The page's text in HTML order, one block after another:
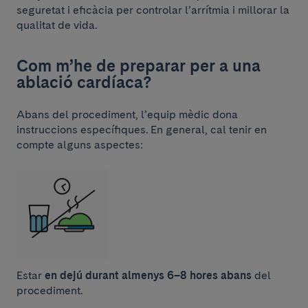
seguretat i eficàcia per controlar l’arrítmia i millorar la
qualitat de vida.
Com m’he de preparar per a una
ablació cardíaca?
Abans del procediment, l’equip mèdic dona
instruccions específiques. En general, cal tenir en
compte alguns aspectes:
Estar en dejú durant almenys 6–8 hores abans del
procediment.